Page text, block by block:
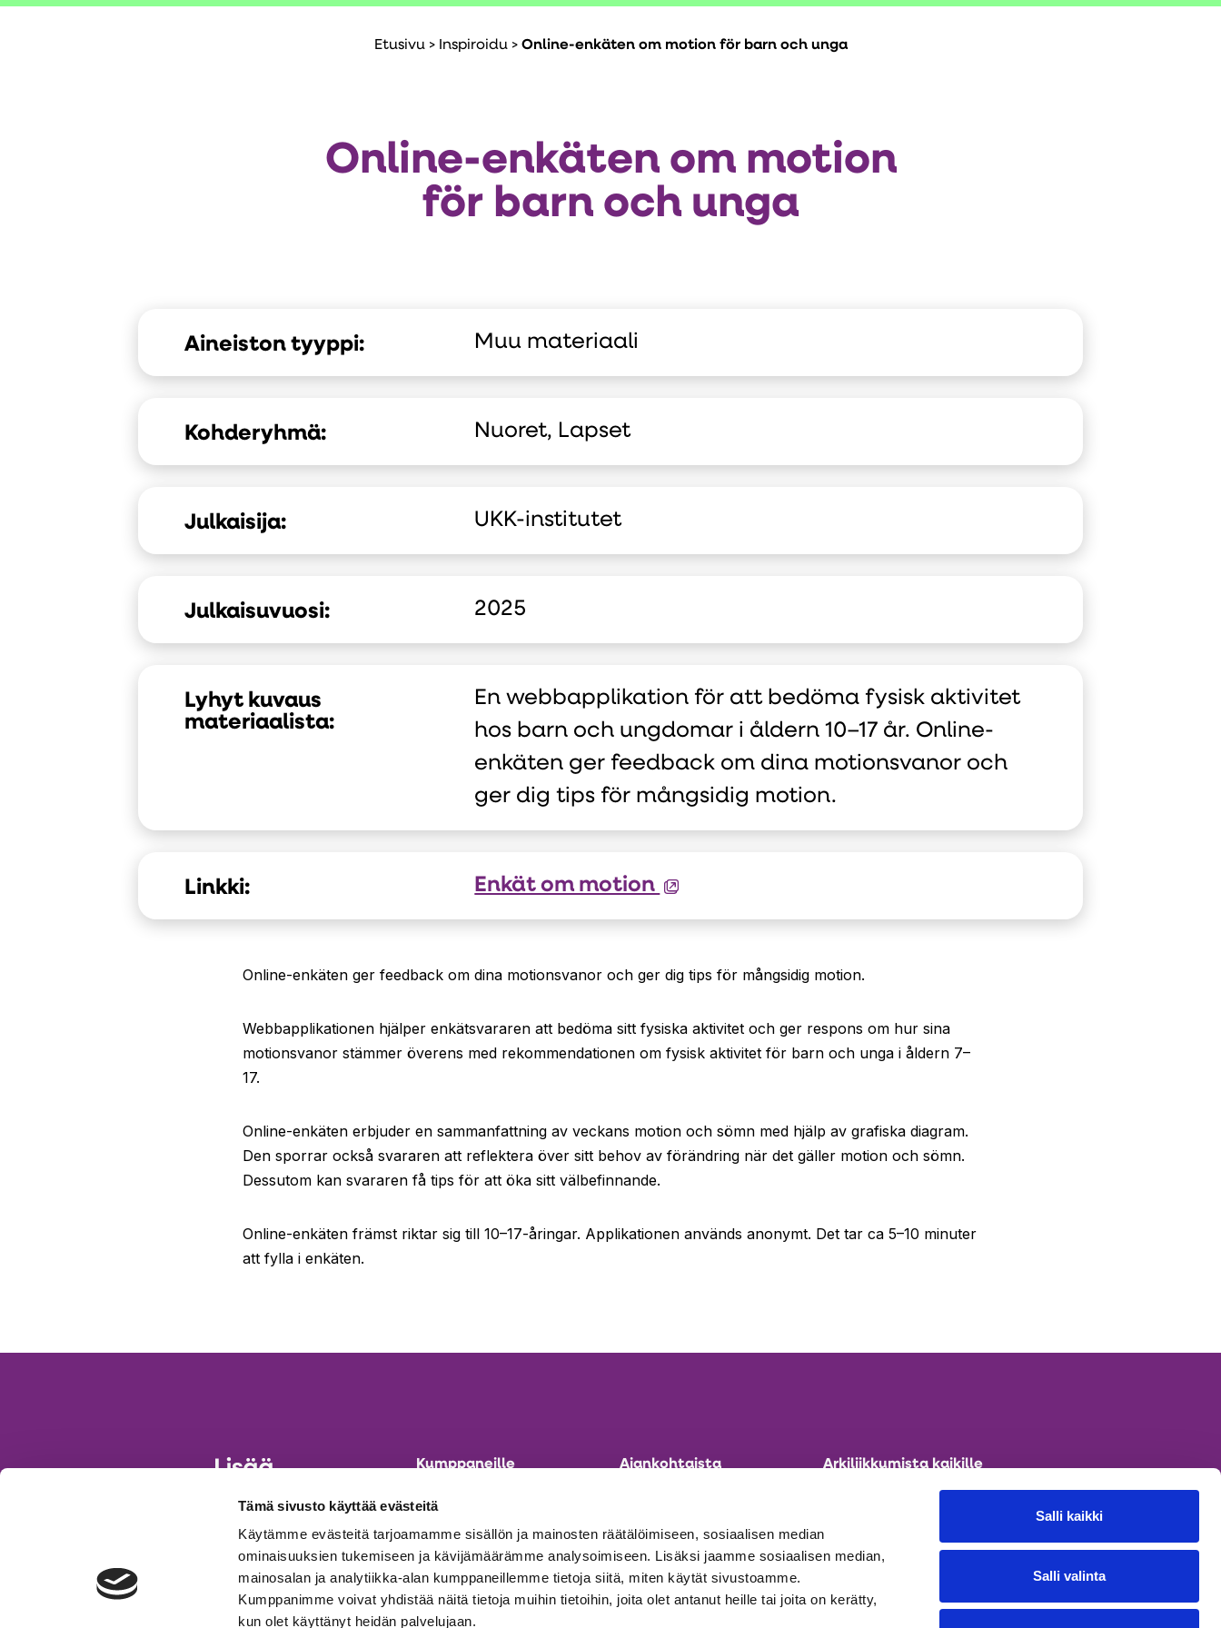
Tämä sivusto käyttää evästeitä
Käytämme evästeitä tarjoamamme sisällön ja mainosten räätälöimiseen, sosiaalisen median
ominaisuuksien tukemiseen ja kävijämäärämme analysoimiseen. Lisäksi jaamme sosiaalisen median,
mainosalan ja analytiikka-alan kumppaneillemme tietoja siitä, miten käytät sivustoamme.
Kumppanimme voivat yhdistää näitä tietoja muihin tietoihin, joita olet antanut heille tai joita on kerätty,
kun olet käyttänyt heidän palvelujaan.
Salli kaikki
Salli valinta
Etusivu> Inspiroidu> Online-enkäten om motion för barn och unga
Online-enkäten om motion
för barn och unga
Aineiston tyyppi: Muu materiaali
Kohderyhmä: Nuoret, Lapset
Julkaisija: UKK-institutet
Julkaisuvuosi: 2025
Lyhyt kuvaus
materiaalista:
En webbapplikation för att bedöma fysisk aktivitet
hos barn och ungdomar i åldern 10–17 år. Online-
enkäten ger feedback om dina motionsvanor och
ger dig tips för mångsidig motion.
Linkki: Enkät om motion
Aukeaa
uuteen
Online-enkäten ger feedback om dina motionsvanor och ger dig tips för mångsidig motion.
Webbapplikationen hjälper enkätsvararen att bedöma sitt fysiska aktivitet och ger respons om hur sina
motionsvanor stämmer överens med rekommendationen om fysisk aktivitet för barn och unga i åldern 7–
17.
Online-enkäten erbjuder en sammanfattning av veckans motion och sömn med hjälp av grafiska diagram.
Den sporrar också svararen att reflektera över sitt behov av förändring när det gäller motion och sömn.
Dessutom kan svararen få tips för att öka sitt välbefinnande.
Online-enkäten främst riktar sig till 10–17-åringar. Applikationen används anonymt. Det tar ca 5–10 minuter
att fylla i enkäten.
Aukeaa
uuteen
välilehteen
Aukeaa
uuteen
välilehteen
Kumppaneille
Yhteystiedot
Tilaa uutiskirje
Aukeaa
uuteen
välilehteen
Ajankohtaista Arkiliikkumista kaikille
Lisää vain liike -ideapankki
arkiliikkumiseen